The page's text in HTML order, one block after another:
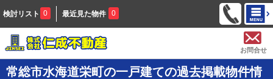
検討リスト 0 最近見た物件 0
お問合せ
常総市水海道栄町の一戸建ての過去掲載物件情